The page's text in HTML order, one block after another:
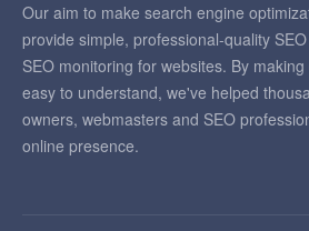
Our aim to make search engine
provide simple, professional-quality
SEO monitoring for websites. By
easy to understand, we've helped
owners, webmasters and SEO
online presence.